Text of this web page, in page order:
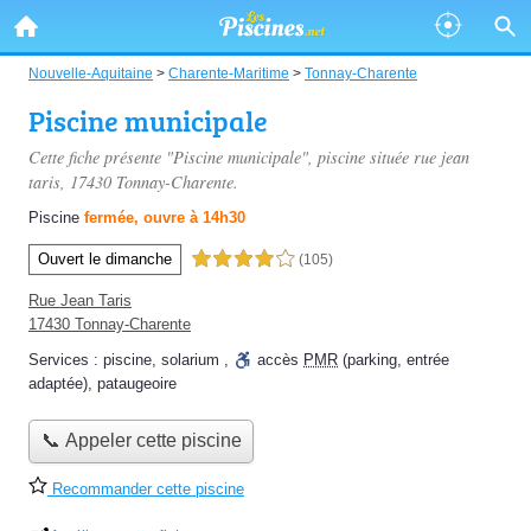
Nouvelle-Aquitaine > Charente-Maritime > Tonnay-Charente
Piscine municipale
Cette fiche présente "Piscine municipale", piscine située rue jean
taris, 17430 Tonnay-Charente.
Piscine fermée, ouvre à 14h30
Ouvert le dimanche 4,0 étoiles sur 5 (105)
Rue Jean Taris
17430 Tonnay-Charente
Services : piscine, solarium , accès PMR (parking, entrée
adaptée), pataugeoire
📞 Appeler cette piscine
Recommander cette piscine